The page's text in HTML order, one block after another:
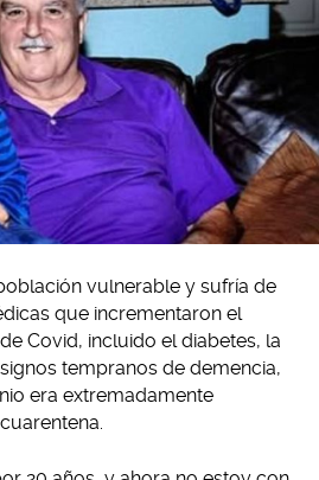
vulnerable y sufría de
que incrementaron el
Covid, incluido el diabetes, la
tempranos de demencia,
era extremadamente